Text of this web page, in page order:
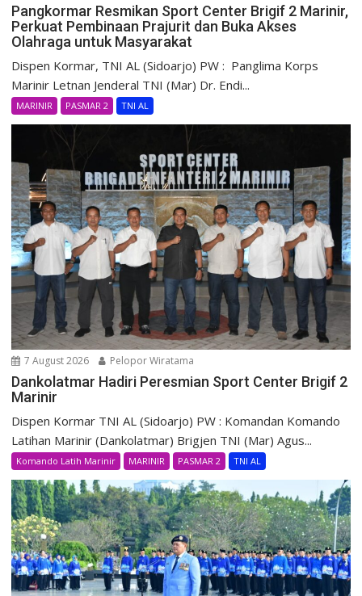
Pangkormar Resmikan Sport Center Brigif 2 Marinir,
Perkuat Pembinaan Prajurit dan Buka Akses
Olahraga untuk Masyarakat
Dispen Kormar, TNI AL (Sidoarjo) PW : Panglima Korps
Marinir Letnan Jenderal TNI (Mar) Dr. Endi...
MARINIR PASMAR 2 TNI AL
7 August 2026 Pelopor Wiratama
Dankolatmar Hadiri Peresmian Sport Center Brigif 2
Marinir
Dispen Kormar TNI AL (Sidoarjo) PW : Komandan Komando
Latihan Marinir (Dankolatmar) Brigjen TNI (Mar) Agus...
Komando Latih Marinir MARINIR PASMAR 2 TNI AL